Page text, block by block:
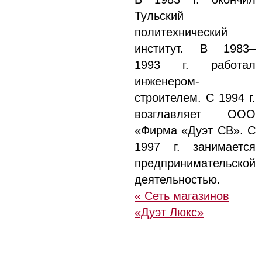
Тульский
политехнический
институт. В 1983–
1993 г. работал
инженером-
строителем. С 1994 г.
возглавляет ООО
«Фирма «Дуэт СВ». С
1997 г. занимается
предпринимательской
деятельностью.
« Сеть магазинов
«Дуэт Люкс»